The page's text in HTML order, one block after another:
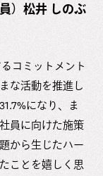
）松井 しのぶ
コミットメント
な活動を推進し
になり、ま
員に向けた施策
から生じたハー
ことを嬉しく思